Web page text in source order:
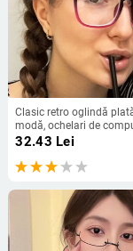
Clasic retro oglindă
modă, ochelari de
femei, ochelari de
pentru bărbați,
bărbați 2019
32.43 Lei